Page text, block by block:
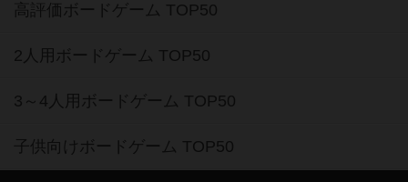
高評価ボードゲーム TOP50
2人用ボードゲーム TOP50
3～4人用ボードゲーム TOP50
子供向けボードゲーム TOP50